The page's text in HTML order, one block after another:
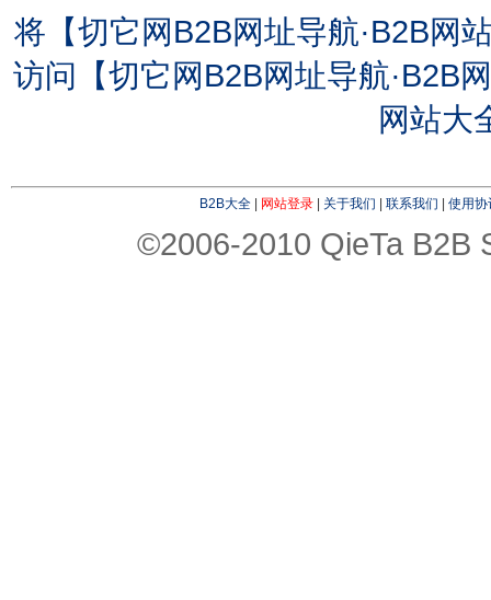
将【切它网B2B网址导航·B2B网
访问【切它网B2B网址导航·B2B
网站大
B2B大全| 网站登录| 关于我们 联系我们 使用协
©2006-2010 QieTa B2B